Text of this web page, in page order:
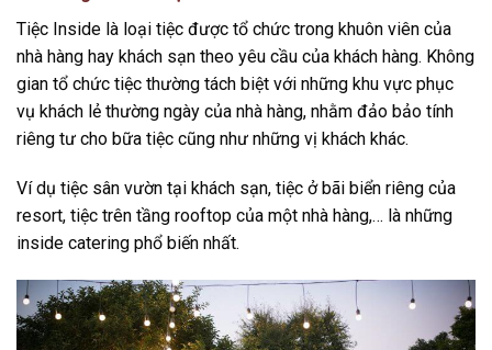
Tiệc Inside là loại tiệc được tổ chức trong khuôn viên của
nhà hàng hay khách sạn theo yêu cầu của khách hàng. Không
gian tổ chức tiệc thường tách biệt với những khu vực phục
vụ khách lẻ thường ngày của nhà hàng, nhằm đảo bảo tính
riêng tư cho bữa tiệc cũng như những vị khách khác.
Ví dụ tiệc sân vườn tại khách sạn, tiệc ở bãi biển riêng của
resort, tiệc trên tầng rooftop của một nhà hàng,… là những
inside catering phổ biến nhất.